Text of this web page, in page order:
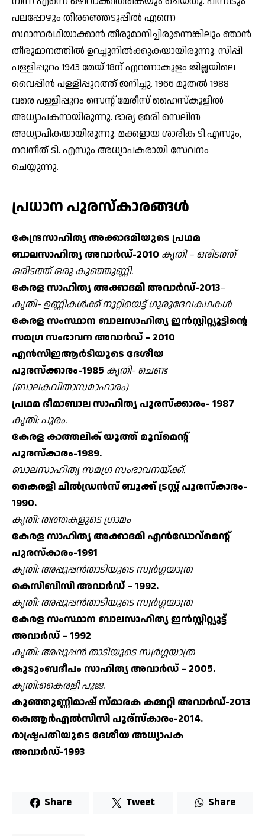
പലപ്പോഴും തിരഞ്ഞെടുപ്പില്‍ എന്നെ
സ്ഥാനാര്‍ഥിയാക്കാന്‍ തീരുമാനിച്ചിരുന്നെങ്കിലും ഞാന്‍
തീരുമാനത്തില്‍ ഉറച്ചുനില്‍ക്കുകയായിരുന്നു. സിപ്പി
പള്ളിപ്പുറം 1943 മേയ് 18ന് എറണാകുളം ജില്ലയിലെ
വൈപ്പിന്‍ പള്ളിപ്പുറത്ത് ജനിച്ചു. 1966 മുതല്‍ 1988
വരെ പള്ളിപ്പുറം സെന്റ് മേരീസ് ഹൈസ്‌കൂളില്‍
അധ്യാപകനായിരുന്നു. ഭാര്യ മേരി സെലിന്‍
അധ്യാപികയായിരുന്നു. മക്കളായ ശാരിക ടി.എസും,
നവനീത് ടി. എസും അധ്യാപകരായി സേവനം
ചെയ്യുന്നു.
പ്രധാന പുരസ്‌കാരങ്ങള്‍
കേന്ദ്രസാഹിത്യ അക്കാദമിയുടെ പ്രഥമ
ബാലസാഹിത്യ അവാര്‍ഡ്-2010 കൃതി – ഒരിടത്ത്
ഒരിടത്ത് ഒരു കുഞ്ഞുണ്ണി.
കേരള സാഹിത്യ അക്കാദമി അവാര്‍ഡ്-2013–
കൃതി- ഉണ്ണികള്‍ക്ക് നൂറ്റിയെട്ട് ഗുരുദേവകഥകള്‍
കേരള സംസ്ഥാന ബാലസാഹിത്യ ഇന്‍സ്റ്റിറ്റ്യൂട്ടിന്റെ
സമഗ്ര സംഭാവന അവാര്‍ഡ് – 2010
എന്‍സിഇആര്‍ടിയുടെ ദേശീയ
പുരസ്‌ക്കാരം-1985 കൃതി- ചെണ്ട
(ബാലകവിതാസമാഹാരം)
പ്രഥമ ഭീമാബാല സാഹിത്യ പുരസ്‌ക്കാരം- 1987
കൃതി: പൂരം.
കേരള കാത്തലിക് യൂത്ത് മൂവ്മെന്റ്
പുരസ്‌കാരം-1989.
ബാലസാഹിത്യ സമഗ്ര സംഭാവനയ്ക്ക്.
കൈരളി ചില്‍ഡ്രന്‍സ് ബുക്ക് ട്രസ്റ്റ് പുരസ്‌കാരം-
1990.
കൃതി: തത്തകളുടെ ഗ്രാമം
കേരള സാഹിത്യ അക്കാദമി എന്‍ഡോവ്മെന്റ്
പുരസ്‌കാരം-1991
കൃതി: അപ്പൂപ്പന്‍താടിയുടെ സ്വര്‍ഗ്ഗയാത്ര
കെസിബിസി അവാര്‍ഡ് – 1992.
കൃതി: അപ്പൂപ്പന്‍താടിയുടെ സ്വര്‍ഗ്ഗയാത്ര
കേരള സംസ്ഥാന ബാലസാഹിത്യ ഇന്‍സ്റ്റിറ്റ്യൂട്ട്
അവാര്‍ഡ് – 1992
കൃതി: അപ്പൂപ്പന്‍ താടിയുടെ സ്വര്‍ഗ്ഗയാത്ര
കുടുംബദീപം സാഹിത്യ അവാര്‍ഡ് – 2005.
കൃതി:കൈരളീ പൂജ.
കുഞ്ഞുണ്ണിമാഷ് സ്മാരക കമ്മറ്റി അവാര്‍ഡ്-2013
കെആര്‍എല്‍സിസി പുര്‌സ്‌കാരം-2014.
രാഷ്ട്രപതിയുടെ ദേശീയ അധ്യാപക
അവാര്‍ഡ്-1993
Share Tweet Share